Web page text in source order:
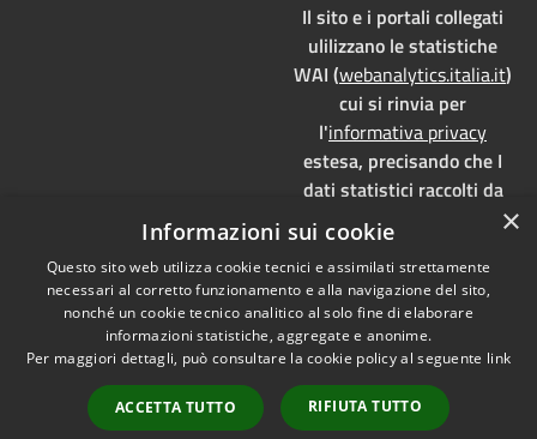
Il sito e i portali collegati
ulilizzano le statistiche
WAI (webanalytics.italia.it)
cui si rinvia per
l'informativa privacy
estesa, precisando che I
dati statistici raccolti da
WAI vengono memorizzati
su server dedicati,
localizzati in Italia e ad uso
esclusivo della pubblica
amministrazione. WAI è
pienamente aderente alla
normativa GDPR e, grazie
all'anonimizzazione dei
×
Informazioni sui cookie
Questo sito web utilizza cookie tecnici e assimilati strettamente
necessari al corretto funzionamento e alla navigazione del sito,
nonché un cookie tecnico analitico al solo fine di elaborare
informazioni statistiche, aggregate e anonime.
Per maggiori dettagli, può consultare la cookie policy al seguente link
ACCETTA TUTTO RIFIUTA TUTTO